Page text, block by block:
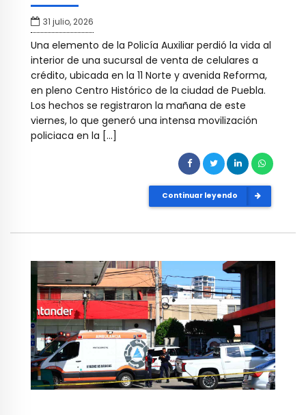
31 julio, 2026
Una elemento de la Policía Auxiliar perdió la vida al
interior de una sucursal de venta de celulares a
crédito, ubicada en la 11 Norte y avenida Reforma,
en pleno Centro Histórico de la ciudad de Puebla.
Los hechos se registraron la mañana de este
viernes, lo que generó una intensa movilización
policiaca en la […]
Continuar leyendo